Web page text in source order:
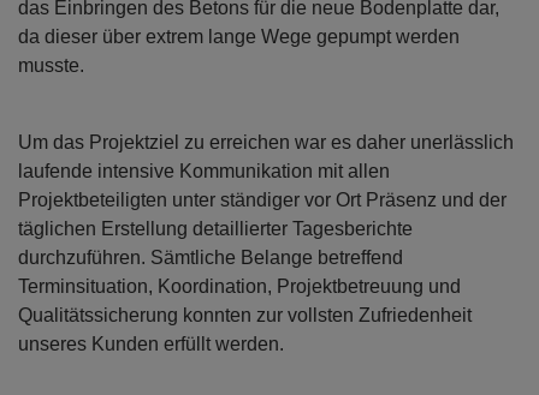
das Einbringen des Betons für die neue Bodenplatte dar,
da dieser über extrem lange Wege gepumpt werden
musste.
Um das Projektziel zu erreichen war es daher unerlässlich
laufende intensive Kommunikation mit allen
Projektbeteiligten unter ständiger vor Ort Präsenz und der
täglichen Erstellung detaillierter Tagesberichte
durchzuführen. Sämtliche Belange betreffend
Terminsituation, Koordination, Projektbetreuung und
Qualitätssicherung konnten zur vollsten Zufriedenheit
unseres Kunden erfüllt werden.